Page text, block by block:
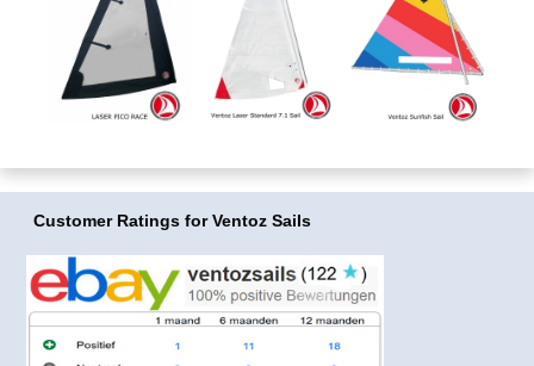
Customer Ratings for Ventoz Sails